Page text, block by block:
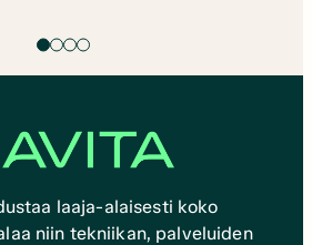
laaja-alaisesti koko
niin tekniikan, palveluiden